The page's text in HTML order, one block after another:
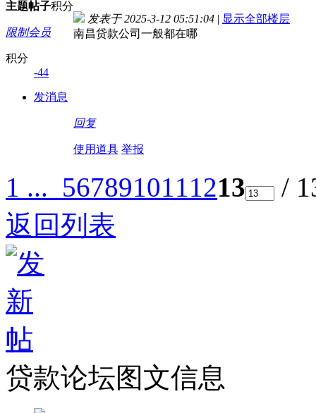
主题帖子积分
限制会员
积分
-44
发消息
发表于 2025-3-12 05:51:04 | 显示全部楼层
南昌贷款公司一般都在哪
回复
使用道具 举报
1 ... 5678910111213
/
返回列表
贷款论坛图文信息